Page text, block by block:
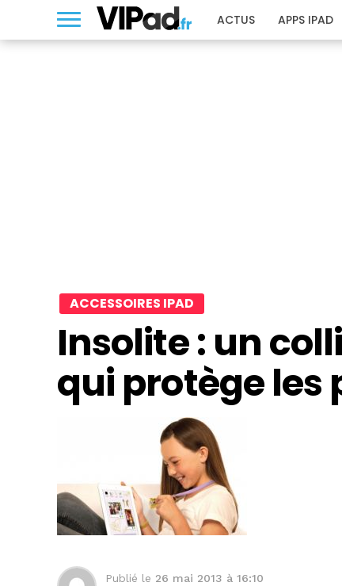
ACTUS APPS IPAD
ACCESSOIRES IPAD
Insolite : un
qui protège les
Publié le 26 mai 2013 à 16:10